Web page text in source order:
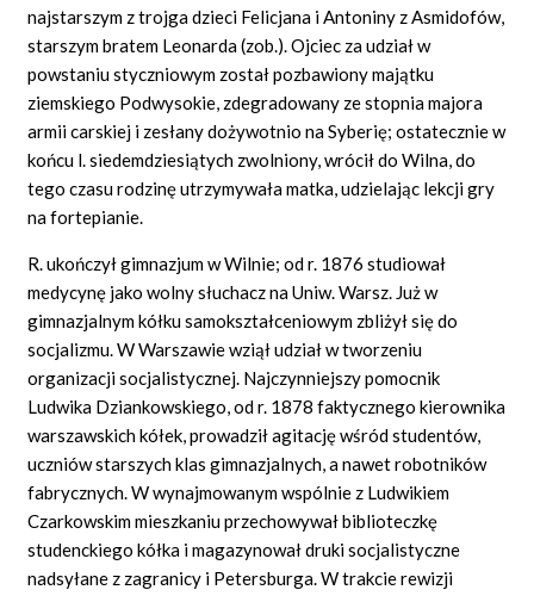
DYSKUSJA
Mapa
najstarszym z trojga dzieci Felicjana i Antoniny z Asmidofów,
starszym bratem Leonarda (zob.). Ojciec za udział w
powstaniu styczniowym został pozbawiony majątku
ziemskiego Podwysokie, zdegradowany ze stopnia majora
armii carskiej i zesłany dożywotnio na Syberię; ostatecznie w
końcu l. siedemdziesiątych zwolniony, wrócił do Wilna, do
tego czasu rodzinę utrzymywała matka, udzielając lekcji gry
na fortepianie.
R. ukończył gimnazjum w Wilnie; od r. 1876 studiował
medycynę jako wolny słuchacz na Uniw. Warsz. Już w
gimnazjalnym kółku samokształceniowym zbliżył się do
socjalizmu. W Warszawie wziął udział w tworzeniu
organizacji socjalistycznej. Najczynniejszy pomocnik
Ludwika Dziankowskiego, od r. 1878 faktycznego kierownika
warszawskich kółek, prowadził agitację wśród studentów,
uczniów starszych klas gimnazjalnych, a nawet robotników
fabrycznych. W wynajmowanym wspólnie z Ludwikiem
Czarkowskim mieszkaniu przechowywał biblioteczkę
studenckiego kółka i magazynował druki socjalistyczne
nadsyłane z zagranicy i Petersburga. W trakcie rewizji